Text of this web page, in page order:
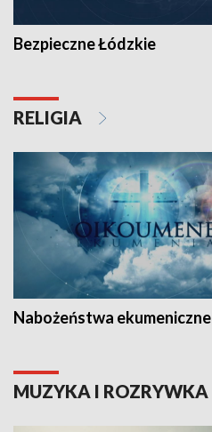
Bezpieczne Łódzkie
RELIGIA
Nabożeństwa ekumeniczne
MUZYKA I ROZRYWKA